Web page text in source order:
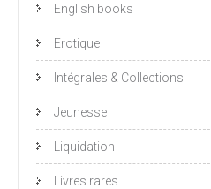
English books
Erotique
Intégrales & Collections
Jeunesse
Liquidation
Livres rares